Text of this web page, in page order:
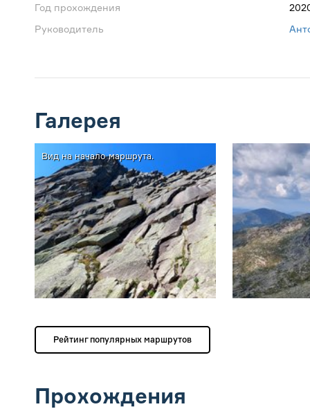
Год прохождения
Руководитель
Галерея
Вид на начало маршрута.
Рейтинг популярных маршрутов
Прохождения